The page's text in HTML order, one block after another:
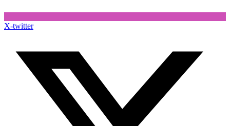
X-twitter